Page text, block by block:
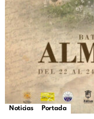
Noticias Portada